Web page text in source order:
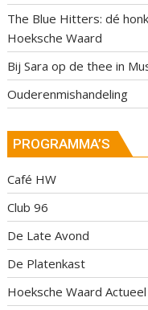
The Blue Hitters: dé
Hoeksche Waard
Bij Sara op de thee in
Ouderenmishandeling
PROGRAMMA’S
Café HW
Club 96
De Late Avond
De Platenkast
Hoeksche Waard Actueel